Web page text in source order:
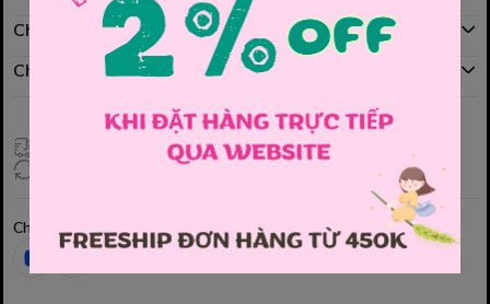
Chính sách mua hàng
Chính sách đổi hàng
Giao hàng toàn quốc
Đổi hàng 3 ngày (HCM), 7 ngày (Tỉnh)
Chia sẻ